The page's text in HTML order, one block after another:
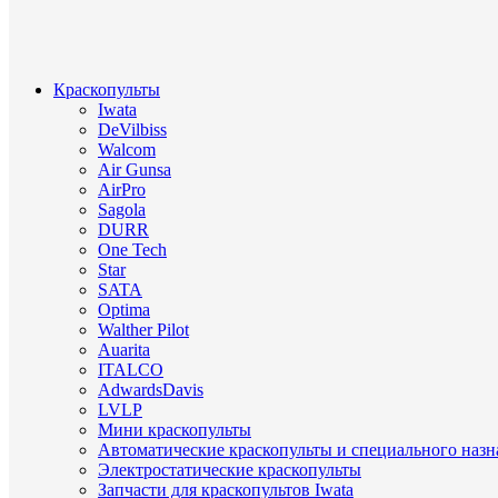
Краскопульты
Iwata
DeVilbiss
Walcom
Air Gunsa
AirPro
Sagola
DURR
One Tech
Star
SATA
Optima
Walther Pilot
Auarita
ITALCO
AdwardsDavis
LVLP
Мини краскопульты
Автоматические краскопульты и специального
Электростатические краскопульты
Запчасти для краскопультов Iwata